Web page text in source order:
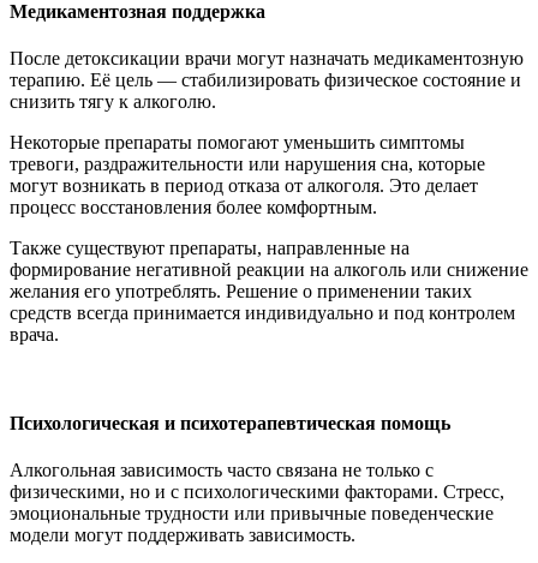
Медикаментозная поддержка
После детоксикации врачи могут назначать медикаментозную
терапию. Её цель — стабилизировать физическое состояние и
снизить тягу к алкоголю.
Некоторые препараты помогают уменьшить симптомы
тревоги, раздражительности или нарушения сна, которые
могут возникать в период отказа от алкоголя. Это делает
процесс восстановления более комфортным.
Также существуют препараты, направленные на
формирование негативной реакции на алкоголь или снижение
желания его употреблять. Решение о применении таких
средств всегда принимается индивидуально и под контролем
врача.
Психологическая и психотерапевтическая помощь
Алкогольная зависимость часто связана не только с
физическими, но и с психологическими факторами. Стресс,
эмоциональные трудности или привычные поведенческие
модели могут поддерживать зависимость.